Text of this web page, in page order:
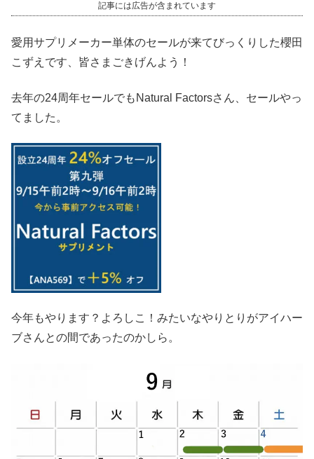
記事には広告が含まれています
愛用サプリメーカー単体のセールが来てびっくりした櫻田
こずえです、皆さまごきげんよう！
去年の24周年セールでもNatural Factorsさん、セールやっ
てました。
今年もやります？よろしこ！みたいなやりとりがアイハー
ブさんとの間であったのかしら。